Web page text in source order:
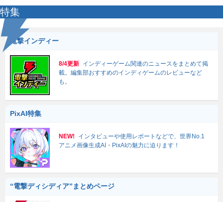
特集
電撃インディー
8/4更新 インディーゲーム関連のニュースをまとめて掲
載。編集部おすすめのインディゲームのレビューなど
も。
PixAI特集
NEW!
インタビューや使用レポートなどで、世界No.1
アニメ画像生成AI・PixAIの魅力に迫ります！
“電撃ディシディア”まとめページ